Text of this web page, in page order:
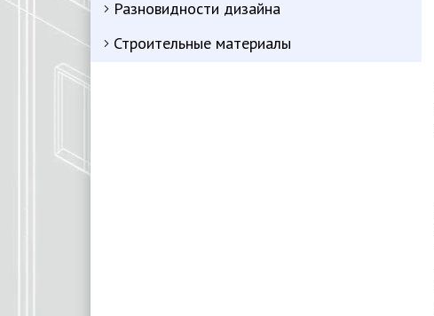
Разновидности дизайна
Строительные материалы